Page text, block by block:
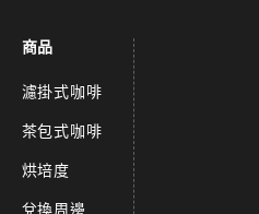
商品
濾掛式咖啡
茶包式咖啡
烘培度
兌換周邊